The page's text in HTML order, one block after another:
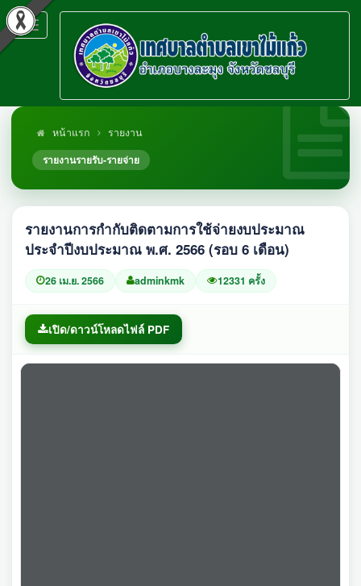
Toggle
navigation
หน้าแรก
รายงาน
รายงานรายรับ-รายจ่าย
รายงานการกำกับติดตามการใช้จ่ายงบประมาณ
ประจำปีงบประมาณ พ.ศ. 2566 (รอบ 6 เดือน)
26 เม.ย. 2566 adminkmk 12331 ครั้ง
เปิด/ดาวน์โหลดไฟล์ PDF